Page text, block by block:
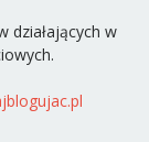
działających w